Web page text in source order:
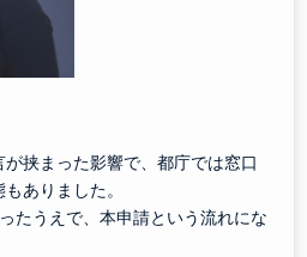
挟まった影響で、都庁では窓口
ありました。
たうえで、本申請という流れにな